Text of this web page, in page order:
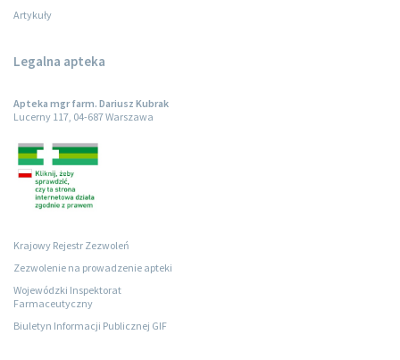
Artykuły
Legalna apteka
Apteka mgr farm. Dariusz Kubrak
Lucerny 117, 04-687 Warszawa
Krajowy Rejestr Zezwoleń
Zezwolenie na prowadzenie apteki
Wojewódzki Inspektorat
Farmaceutyczny
Biuletyn Informacji Publicznej GIF